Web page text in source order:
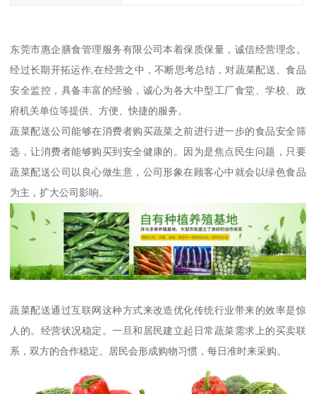
东莞市惠企膳食管理服务有限公司本着保质保量，诚信经营理念。
经过长期开拓运作,在经营之中，不断思考总结，对蔬菜配送、食品
安全监控，具备丰富的经验，诚心为各大中型工厂食堂、学校、政
府机关单位等提供、方便、快捷的服务。
蔬菜配送公司能够在消费者购买蔬菜之前进行进一步的食品安全筛
选，让消费者能够购买到安全健康的。因为是焦点民生问题，只要
蔬菜配送公司以良心做生意，公司形象在顾客心中就会以绿色食品
为主，扩大公司影响。
蔬菜配送通过互联网这种方式来改造优化传统行业带来的效率是惊
人的。经营状况稳定。一旦和居民建立起日常蔬菜需求上的买卖联
系，双方的合作稳定。居民会形成购物习惯，每日准时来采购。